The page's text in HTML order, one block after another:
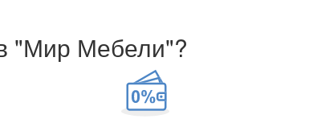
"Мир Мебели"?